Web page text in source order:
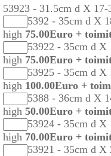
53923 - 31.5cm d X 17-
5392 - 35cm d X
high 75.00Euro +
53922 - 35cm d X
high 75.00Euro +
53925 - 35cm d X
high 100.00Euro +
5388 - 36cm d X
high 50.00Euro +
53924 - 35cm d X
high 70.00Euro +
53921 - 35cm d X